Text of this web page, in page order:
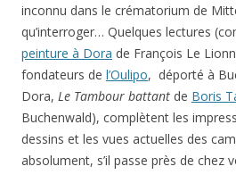
inconnu dans le crématorium de
qu’interroger… Quelques lectures
peinture à Dora de François Le
fondateurs de l’Oulipo, déporté à
Dora, Le Tambour battant de Boris
Buchenwald), complètent les
dessins et les vues actuelles des
absolument, s’il passe près de chez